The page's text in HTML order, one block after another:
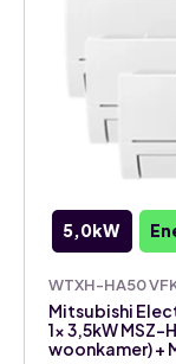
5,0kW
WTXH-HA50
Mitsubishi
1x 3,5kW MSZ-
woonkamer) +